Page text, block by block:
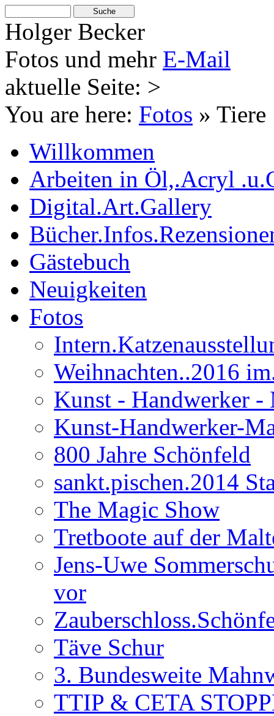
Holger Becker
Fotos und mehr E-Mail
aktuelle Seite: >
You are here: Fotos » Tiere
Willkommen
Arbeiten in Öl,.Acryl
Digital.Art.Gallery
Gästebuch
Neuigkeiten
Fotos
Weihnachten..2016
Kunst - Handwerker -
Kunst-Handwerker-
800 Jahre Schönfeld
sankt.pischen.2014
The Magic Show
Tretboote auf der
Jens-Uwe
vor
Täve Schur
3. Bundesweite
TTIP & CETA